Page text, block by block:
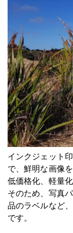
インクジェット
で、鮮明な画像
低価格化、軽量
そのため、写真
品のラベルなど
です。